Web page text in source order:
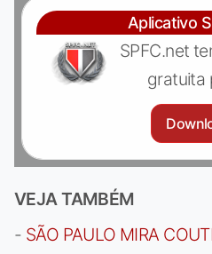
Aplicativo
SPFC.net
gratuita
VEJA TAMBÉM
- SÃO PAULO MIRA